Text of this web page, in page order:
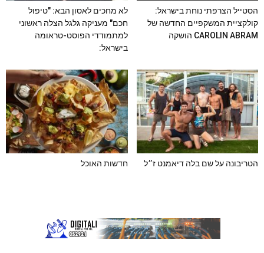
הסטייל הצרפתי נוחת בישראל:
קולקציית המשקפיים החדשה של
CAROLIN ABRAM הושקה
לא מחכים לאסון הבא: "טיפול
חכם" מעניקה גלגל הצלה ראשוני
למתמודדי הפוסט-טראומה
בישראל:
הטריבונה על שם בלה דיאמנט ז״ל חדשות האוכל